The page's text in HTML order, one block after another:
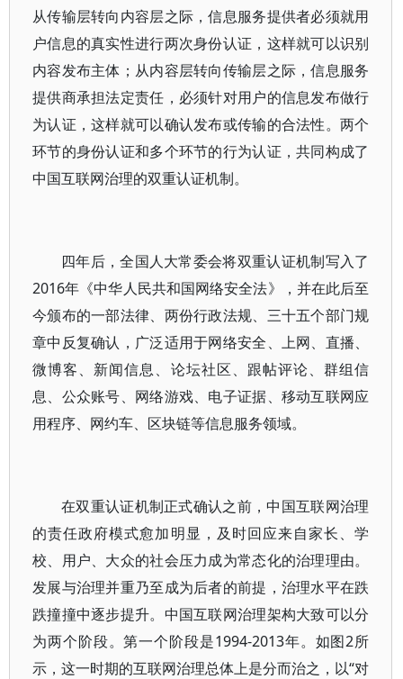
从传输层转向内容层之际，信息服务提供者必须就用
户信息的真实性进行两次身份认证，这样就可以识别
内容发布主体；从内容层转向传输层之际，信息服务
提供商承担法定责任，必须针对用户的信息发布做行
为认证，这样就可以确认发布或传输的合法性。两个
环节的身份认证和多个环节的行为认证，共同构成了
中国互联网治理的双重认证机制。
四年后，全国人大常委会将双重认证机制写入了
2016年《中华人民共和国网络安全法》，并在此后至
今颁布的一部法律、两份行政法规、三十五个部门规
章中反复确认，广泛适用于网络安全、上网、直播、
微博客、新闻信息、论坛社区、跟帖评论、群组信
息、公众账号、网络游戏、电子证据、移动互联网应
用程序、网约车、区块链等信息服务领域。
在双重认证机制正式确认之前，中国互联网治理
的责任政府模式愈加明显，及时回应来自家长、学
校、用户、大众的社会压力成为常态化的治理理由。
发展与治理并重乃至成为后者的前提，治理水平在跌
跌撞撞中逐步提升。中国互联网治理架构大致可以分
为两个阶段。第一个阶段是1994-2013年。如图2所
示，这一时期的互联网治理总体上是分而治之，以“对